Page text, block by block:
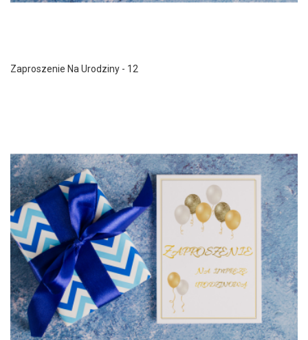
Zaproszenie Na Urodziny - 12